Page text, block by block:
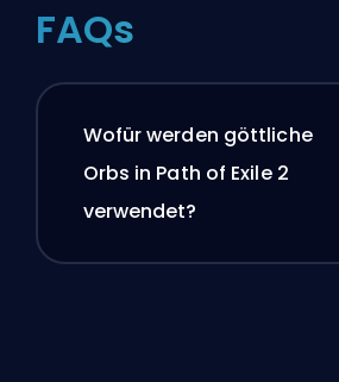
FAQs
Wofür werden göttliche
Orbs in Path of Exile 2
verwendet?